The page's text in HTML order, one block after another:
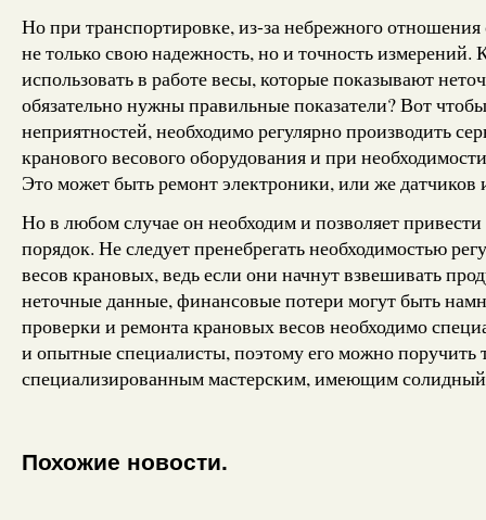
Но при транспортировке, из-за небрежного отношения
не только свою надежность, но и точность измерений.
использовать в работе весы, которые показывают
обязательно нужны правильные показатели? Вот
неприятностей, необходимо регулярно производить
кранового весового оборудования и при
Это может быть ремонт электроники, или же датчиков
Но в любом случае он необходим и позволяет
порядок. Не следует пренебрегать необходимостью
весов крановых, ведь если они начнут взвешивать
неточные данные, финансовые потери могут быть
проверки и ремонта крановых весов необходимо
и опытные специалисты, поэтому его можно поручить
специализированным мастерским, имеющим солидный
Похожие новости.